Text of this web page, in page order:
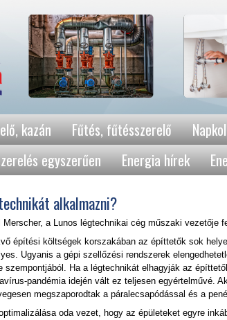
kazán Fűtés, fűtésszerelő
egyszerűen Energia hírek
alkalmazni?
Merscher, a Lunos légtechnikai cég műszaki vezetője
építési költségek korszakában az építtetők sok
Ugyanis a gépi szellőzési rendszerek
szempontjából. Ha a légtechnikát elhagyják az
pandémia idején vált ez teljesen egyértelművé.
megszaporodtak a páralecsapódással és a
oda vezet, hogy az épületeket egyre